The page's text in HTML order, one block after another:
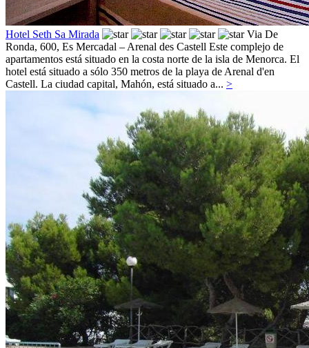
Hotel Seth Sa Mirada
Via De
Ronda, 600, Es Mercadal – Arenal des Castell Este complejo de
apartamentos está situado en la costa norte de la isla de Menorca. El
hotel está situado a sólo 350 metros de la playa de Arenal d'en
Castell. La ciudad capital, Mahón, está situado a... >